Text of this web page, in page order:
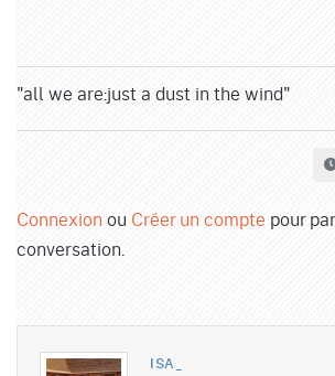
"all we are:just a dust in the wind"
Connexion ou Créer un compte pour
conversation.
ISA_